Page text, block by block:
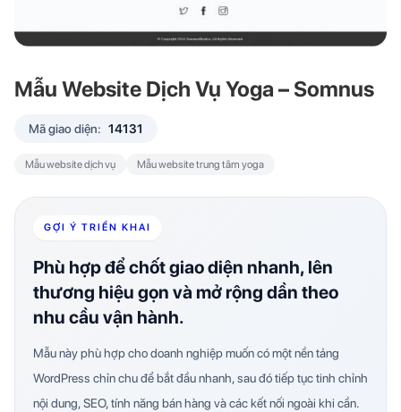
Mẫu Website Dịch Vụ Yoga – Somnus
Mã giao diện: 14131
Mẫu website dịch vụ Mẫu website trung tâm yoga
GỢI Ý TRIỂN KHAI
Phù hợp để chốt giao diện nhanh, lên
thương hiệu gọn và mở rộng dần theo
nhu cầu vận hành.
Mẫu này phù hợp cho doanh nghiệp muốn có một nền tảng
WordPress chỉn chu để bắt đầu nhanh, sau đó tiếp tục tinh chỉnh
nội dung, SEO, tính năng bán hàng và các kết nối ngoài khi cần.